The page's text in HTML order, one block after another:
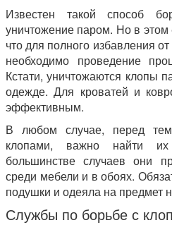
Известен такой способ
уничтожение паром. Но в
что для полного избавления
необходимо проведение
Кстати, уничтожаются клопы
одежде. Для кроватей и
эффективным.
В любом случае, перед
клопами, важно найти
большинстве случаев они
среди мебели и в обоях.
подушки и одеяла на предмет
Службы по борьбе с